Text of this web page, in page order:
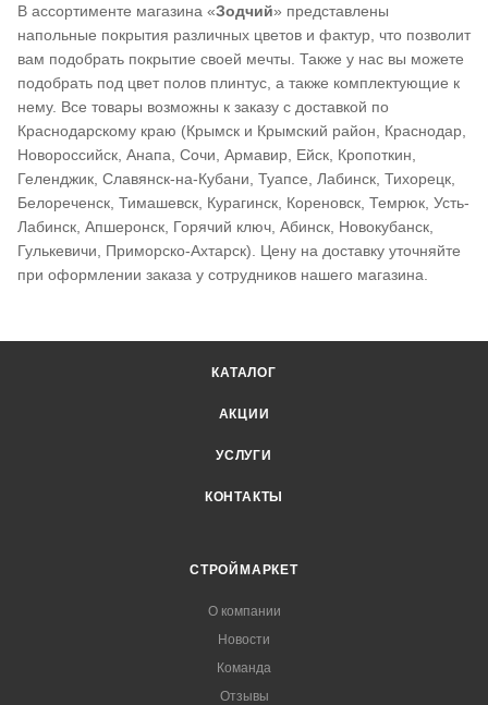
В ассортименте магазина «Зодчий» представлены
напольные покрытия различных цветов и фактур, что позволит
вам подобрать покрытие своей мечты. Также у нас вы можете
подобрать под цвет полов плинтус, а также комплектующие к
нему. Все товары возможны к заказу с доставкой по
Краснодарскому краю (Крымск и Крымский район, Краснодар,
Новороссийск, Анапа, Сочи, Армавир, Ейск, Кропоткин,
Геленджик, Славянск-на-Кубани, Туапсе, Лабинск, Тихорецк,
Белореченск, Тимашевск, Курагинск, Кореновск, Темрюк, Усть-
Лабинск, Апшеронск, Горячий ключ, Абинск, Новокубанск,
Гулькевичи, Приморско-Ахтарск). Цену на доставку уточняйте
при оформлении заказа у сотрудников нашего магазина.
КАТАЛОГ
АКЦИИ
УСЛУГИ
КОНТАКТЫ
СТРОЙМАРКЕТ
О компании
Новости
Команда
Отзывы